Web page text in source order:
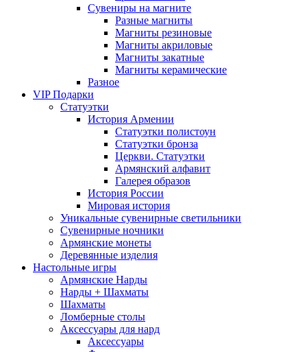
Сувениры на магните
Разные магниты
Магниты резиновые
Магниты акриловые
Магниты закатные
Магниты керамические
Разное
VIP Подарки
Статуэтки
История Армении
Статуэтки полистоун
Статуэтки бронза
Церкви. Статуэтки
Армянский алфавит
Галерея образов
История России
Мировая история
Уникальные сувенирные светильники
Сувенирные ночники
Армянские монеты
Деревянные изделия
Настольные игры
Армянские Нарды
Нарды + Шахматы
Шахматы
Ломберные столы
Аксессуары для нард
Аксессуары